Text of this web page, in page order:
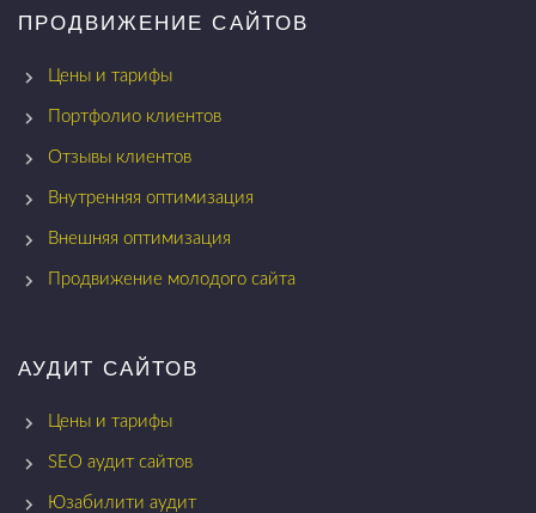
ПРОДВИЖЕНИЕ САЙТОВ
Цены и тарифы
Портфолио клиентов
Отзывы клиентов
Внутренняя оптимизация
Внешняя оптимизация
Продвижение молодого сайта
АУДИТ САЙТОВ
Цены и тарифы
SEO аудит сайтов
Юзабилити аудит